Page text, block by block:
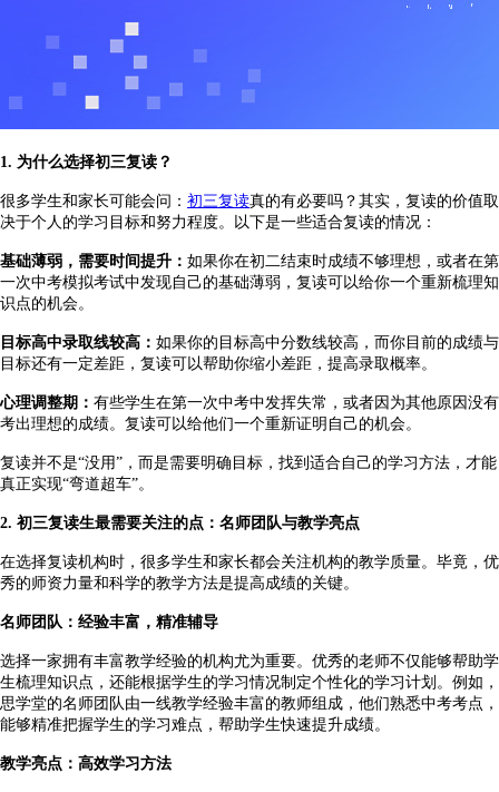
1. 为什么选择初三复读？
很多学生和家长可能会问： 初三复读真的有必要吗？其实，复读的价值取
决于个人的学习目标和努力程度。以下是一些适合复读的情况：
基础薄弱，需要时间提升： 如果你在初二结束时成绩不够理想，或者在第
一次中考模拟考试中发现自己的基础薄弱，复读可以给你一个重新梳理知
识点的机会。
目标高中录取线较高： 如果你的目标高中分数线较高，而你目前的成绩与
目标还有一定差距，复读可以帮助你缩小差距，提高录取概率。
心理调整期： 有些学生在第一次中考中发挥失常，或者因为其他原因没有
考出理想的成绩。复读可以给他们一个重新证明自己的机会。
复读并不是“没用”，而是需要明确目标，找到适合自己的学习方法，才能
真正实现“弯道超车”。
2. 初三复读生最需要关注的点：名师团队与教学亮点
在选择复读机构时，很多学生和家长都会关注机构的教学质量。毕竟，优
秀的师资力量和科学的教学方法是提高成绩的关键。
名师团队：经验丰富，精准辅导
选择一家拥有丰富教学经验的机构尤为重要。优秀的老师不仅能够帮助学
生梳理知识点，还能根据学生的学习情况制定个性化的学习计划。例如，
思学堂的名师团队由一线教学经验丰富的教师组成，他们熟悉中考考点，
能够精准把握学生的学习难点，帮助学生快速提升成绩。
教学亮点：高效学习方法